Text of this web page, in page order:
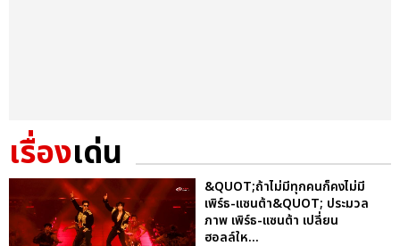
เรื่องเด่น
&QUOT;ถ้าไม่มีทุกคนก็คงไม่มี
เพิร์ธ-แซนต้า&QUOT; ประมวล
ภาพ เพิร์ธ-แซนต้า เปลี่ยน
ฮอลล์ให...